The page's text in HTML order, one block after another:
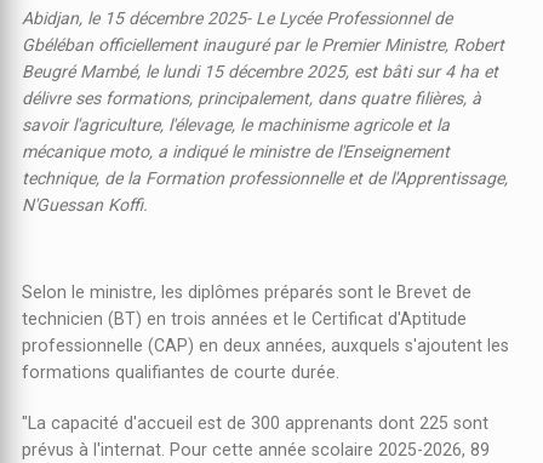
Abidjan, le 15 décembre 2025- Le Lycée Professionnel de
Gbéléban officiellement inauguré par le Premier Ministre, Robert
Beugré Mambé, le lundi 15 décembre 2025, est bâti sur 4 ha et
délivre ses formations, principalement, dans quatre filières, à
savoir l'agriculture, l'élevage, le machinisme agricole et la
mécanique moto, a indiqué le ministre de l'Enseignement
technique, de la Formation professionnelle et de l'Apprentissage,
N'Guessan Koffi.
Selon le ministre, les diplômes préparés sont le Brevet de
technicien (BT) en trois années et le Certificat d'Aptitude
professionnelle (CAP) en deux années, auxquels s'ajoutent les
formations qualifiantes de courte durée.
"La capacité d'accueil est de 300 apprenants dont 225 sont
prévus à l'internat. Pour cette année scolaire 2025-2026, 89